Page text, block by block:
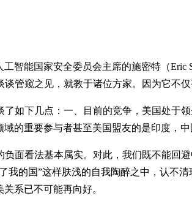
智能国家安全委员会主席的施密特（
管窥之见，就教于诸位方家。因为它不
如下几点：一、目前的竞争，美国处于
的重要参与者甚至美国盟友的是印度，
面看法基本属实。对此，我们既不能回
我的国”这样肤浅的自我陶醉之中，认不
系已不可能再向好。